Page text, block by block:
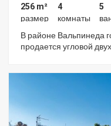
256 m²
размер
4
комнаты
5
В районе Вальпинеда
продается угловой
нас есть просторная
окнами, которые
есть полностью